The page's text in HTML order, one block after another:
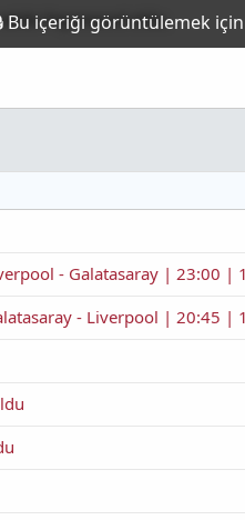
Feyenoord oldu.
- Galatasaray | 23:00 |
- Liverpool | 20:45 |